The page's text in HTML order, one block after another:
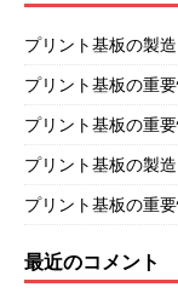
プリント基板の製
プリント基板の重
プリント基板の重
プリント基板の製
プリント基板の重
最近のコメント